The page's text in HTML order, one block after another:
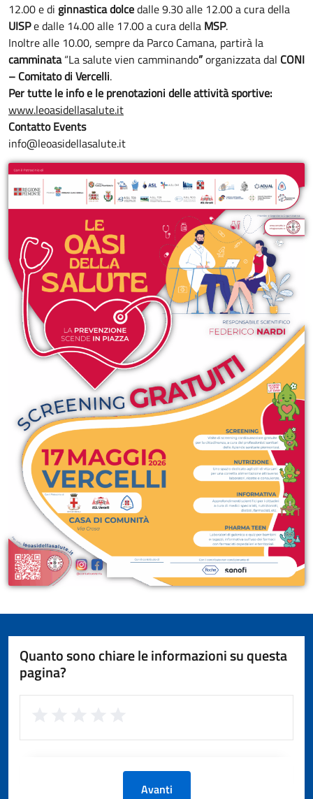
12.00 e di ginnastica dolcedalle 9.30 alle 12.00 a cura della
UISPe dalle 14.00 alle 17.00 a cura della MSP.
Inoltre alle 10.00, sempre da Parco Camana, partirà la
camminata“La salute vien camminando”organizzata dal CONI
– Comitato di Vercelli.
Per tutte le info e le prenotazioni delle attività sportive:
www.leoasidellasalute.it
Contatto Events
info@leoasidellasalute.it
Quanto sono chiare le informazioni su questa
pagina?
Avanti